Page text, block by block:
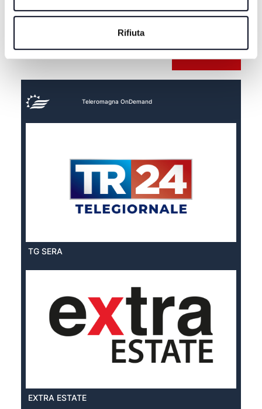
Rifiuta
Teleromagna OnDemand
TG SERA
EXTRA ESTATE